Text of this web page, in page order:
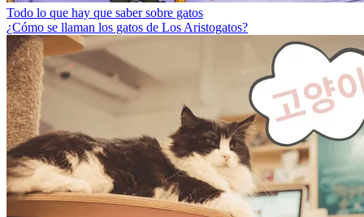
Todo lo que hay que saber sobre gatos
¿Cómo se llaman los gatos de Los Aristogatos?